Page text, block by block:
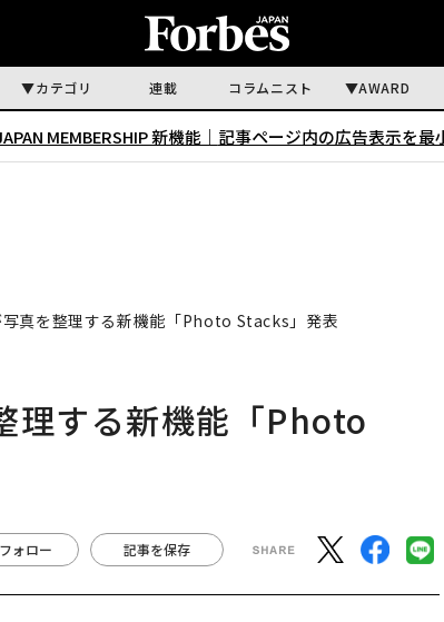
カテゴリ 連載 コラムニスト AWARD
MEMBERSHIP 新機能｜ 記事ページ内の広告表示を最
真を整理する新機能「Photo Stacks」発表
理する新機能「Photo
ォロー 記事を保存